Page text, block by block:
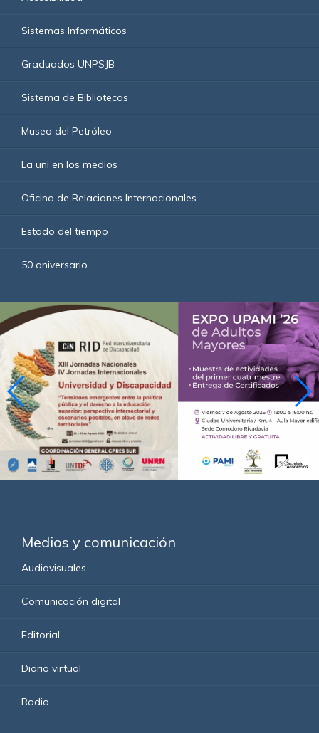
Sistemas Informáticos
Graduados UNPSJB
Sistema de Bibliotecas
Museo del Petróleo
La uni en los medios
Oficina de Relaciones Internacionales
Estado del tiempo
50 aniversario
Medios y comunicación
Audiovisuales
Comunicación digital
Editorial
Diario virtual
Radio